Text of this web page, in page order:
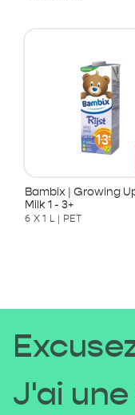
Bambix | Growing
Milk 1 - 3+
6 X 1 L | PET
J'ai